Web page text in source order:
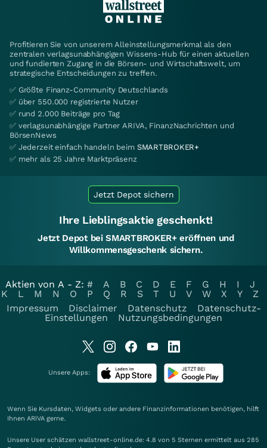
Profitieren Sie von unserem Alleinstellungsmerkmal als den
zentralen verlagsunabhängigen Wissens-Hub für einen aktuellen
und fundierten Zugang in die Börsen- und Wirtschaftswelt, um
strategische Entscheidungen zu treffen.
✅ Größte Finanz-Community Deutschlands
✅ über 550.000 registrierte Nutzer
✅ rund 2.000 Beiträge pro Tag
✅ verlagsunabhängige Partner ARIVA, FinanzNachrichten und
BörsenNews
✅ Jederzeit einfach handeln beim SMARTBROKER+
✅ mehr als 25 Jahre Marktpräsenz
Jetzt Depot sichern
Ihre Lieblingsaktie geschenkt!
Jetzt Depot bei SMARTBROKER+ eröffnen und
Willkommensgeschenk sichern.
Aktien von A - Z: # A B C D E F G H I
J
K
L M N O P Q R S T U V W X Y
Z
Impressum
Disclaimer Datenschutz
Datenschutz-
Einstellungen
Nutzungsbedingungen
Unsere Apps:
Wenn Sie Kursdaten, Widgets oder andere Finanzinformationen benötigen, hilft
Ihnen ARIVA gerne.
Unsere User schätzen wallstreet-online.de: 4.8 von 5 Sternen ermittelt aus 285